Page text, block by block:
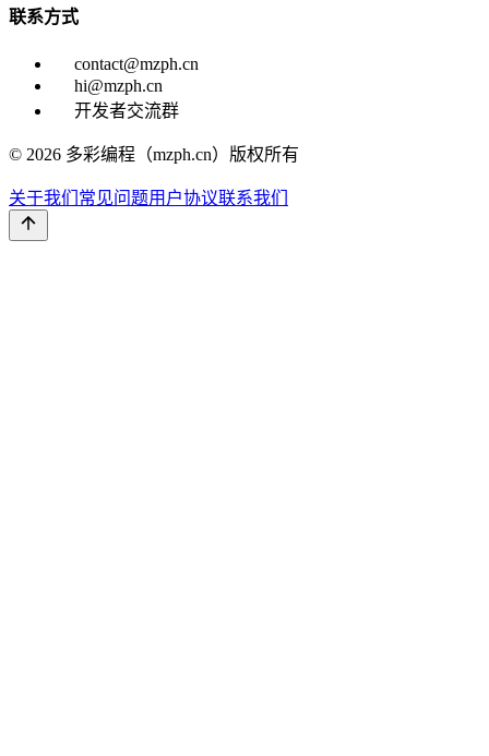
联系方式
contact@mzph.cn
hi@mzph.cn
开发者交流群
© 2026 多彩编程（mzph.cn）版权所有
关于我们 常见问题用户协议联系我们